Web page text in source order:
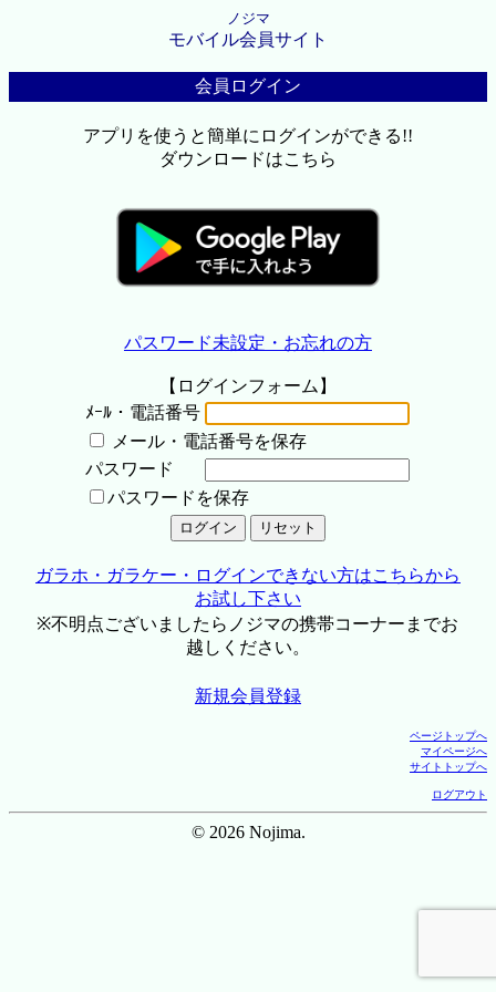
ノジマ
モバイル会員サイト
会員ログイン
アプリを使うと簡単にログインができる!!
ダウンロードはこちら
パスワード未設定・お忘れの方
【ログインフォーム】
ﾒｰﾙ・電話番号
メール・電話番号を保存
パスワード
パスワードを保存
ガラホ・ガラケー・ログインできない方はこちらから
お試し下さい
※不明点ございましたらノジマの携帯コーナーまでお
越しください。
新規会員登録
ページトップへ
マイページへ
サイトトップへ
ログアウト
© 2026 Nojima.